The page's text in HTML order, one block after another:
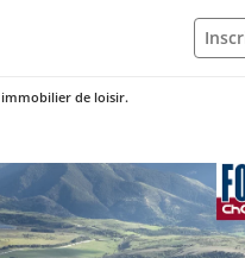
de loisir.